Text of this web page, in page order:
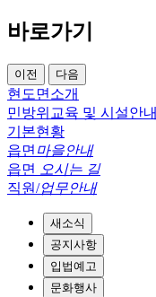
바로가기
이전 다음
현도면소개
민방위교육 및 시설안내
기본현황
읍면 마을안내
읍면
오시는 길
직원/업무안내
새소식
공지사항
입법예고
문화행사